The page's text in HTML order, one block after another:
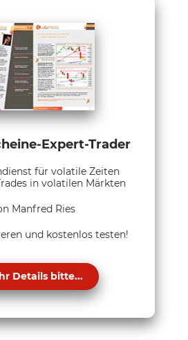
Expert-Trader
für volatile Zeiten
in volatilen Märkten
Manfred Ries
und kostenlos testen!
Details bitte...